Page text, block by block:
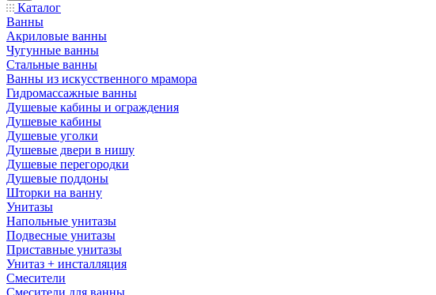
Каталог
Ванны
Акриловые ванны
Чугунные ванны
Стальные ванны
Ванны из искусственного мрамора
Гидромассажные ванны
Душевые кабины и ограждения
Душевые кабины
Душевые уголки
Душевые двери в нишу
Душевые перегородки
Душевые поддоны
Шторки на ванну
Унитазы
Напольные унитазы
Подвесные унитазы
Приставные унитазы
Унитаз + инсталляция
Смесители
Смесители для ванны